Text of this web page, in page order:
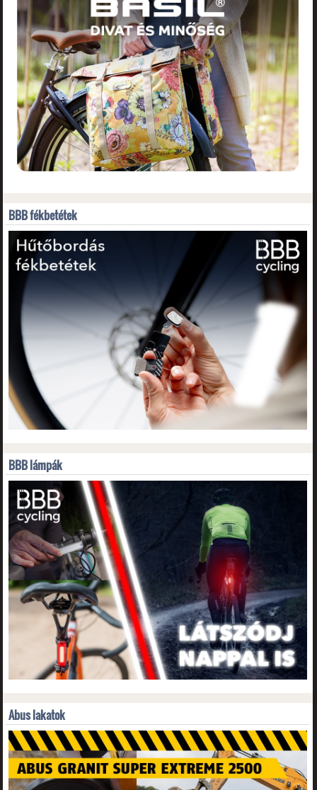
BBB fékbetétek
BBB lámpák
Abus lakatok